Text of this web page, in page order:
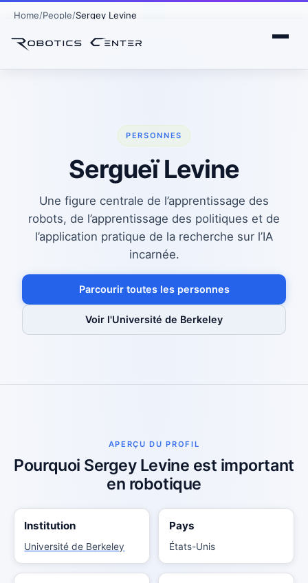
Home People Sergey Levine
PERSONNES
Sergueï Levine
Une figure centrale de l’apprentissage des
robots, de l’apprentissage des politiques et de
l’application pratique de la recherche sur l’IA
incarnée.
Parcourir toutes les personnes
Voir l'Université de Berkeley
APERÇU DU PROFIL
Pourquoi Sergey Levine est important
en robotique
Institution
Université de Berkeley
Pays
États-Unis